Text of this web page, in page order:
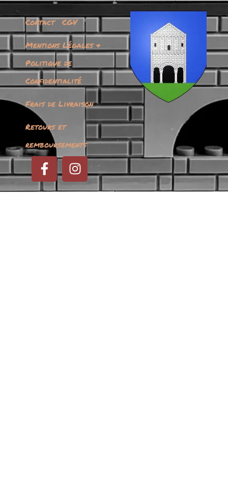
Contact CGV
Mentions Légales &
Politique de
Confidentialité
Frais de Livraison
Retours et
remboursements